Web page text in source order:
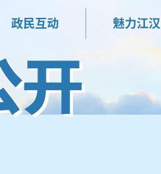
政民互动 魅力江汉